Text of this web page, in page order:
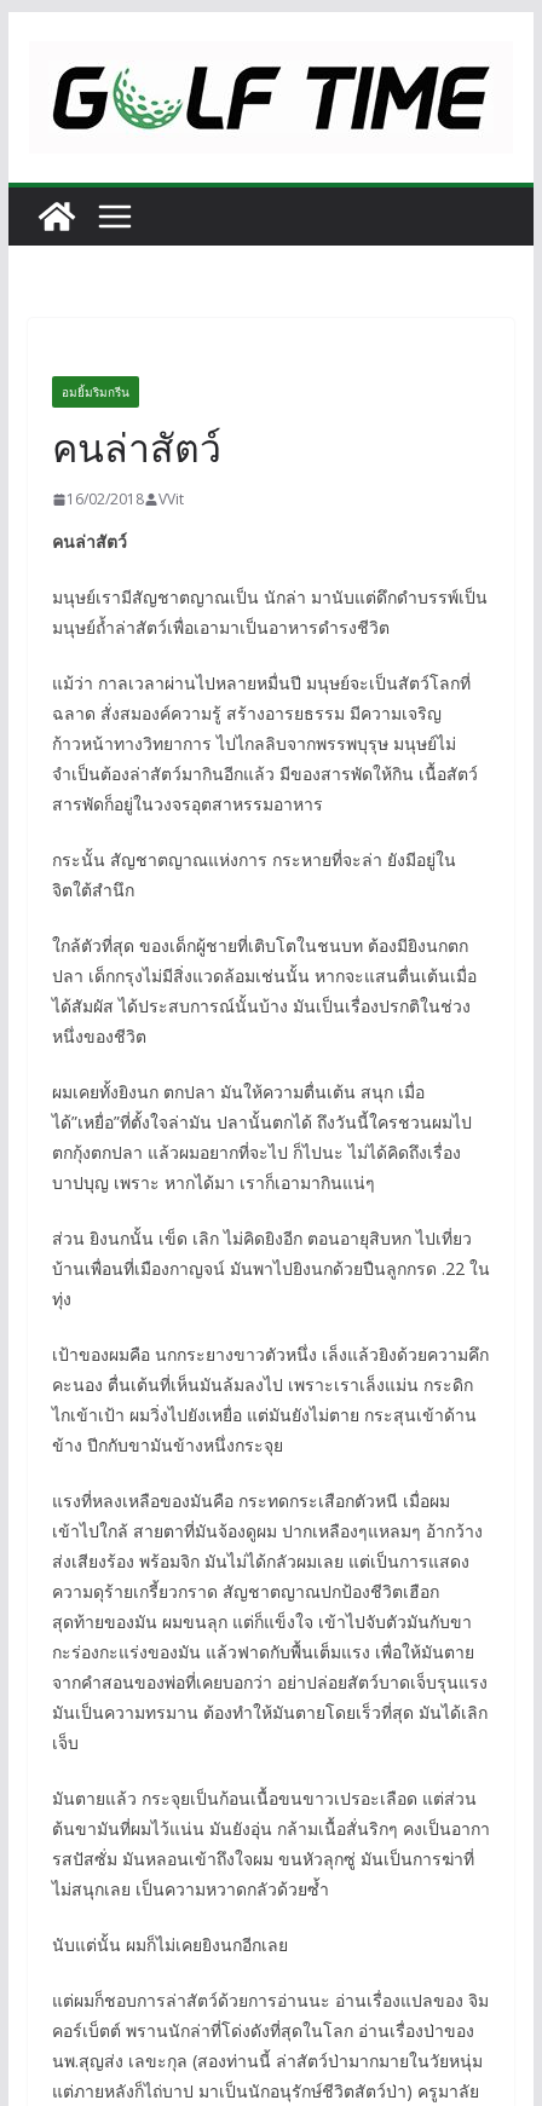
content
อมยิ้มริมกรีน
คนล่าสัตว์
16/02/2018 VVit
คนล่าสัตว์
มนุษย์เรามีสัญชาตญาณเป็น นักล่า มานับแต่ดึกดำบรรพ์เป็น
มนุษย์ถ้ำล่าสัตว์เพื่อเอามาเป็นอาหารดำรงชีวิต
แม้ว่า กาลเวลาผ่านไปหลายหมื่นปี มนุษย์จะเป็นสัตว์โลกที่
ฉลาด สั่งสมองค์ความรู้ สร้างอารยธรรม มีความเจริญ
ก้าวหน้าทางวิทยาการ ไปไกลลิบจากพรรพบุรุษ มนุษย์ไม่
จำเป็นต้องล่าสัตว์มากินอีกแล้ว มีของสารพัดให้กิน เนื้อสัตว์
สารพัดก็อยู่ในวงจรอุตสาหรรมอาหาร
กระนั้น สัญชาตญาณแห่งการ กระหายที่จะล่า ยังมีอยู่ใน
จิตใต้สำนึก
ใกล้ตัวที่สุด ของเด็กผู้ชายที่เติบโตในชนบท ต้องมียิงนกตก
ปลา เด็กกรุงไม่มีสิ่งแวดล้อมเช่นนั้น หากจะแสนตื่นเต้นเมื่อ
ได้สัมผัส ได้ประสบการณ์นั้นบ้าง มันเป็นเรื่องปรกติในช่วง
หนึ่งของชีวิต
ผมเคยทั้งยิงนก ตกปลา มันให้ความตื่นเต้น สนุก เมื่อ
ได้”เหยื่อ”ที่ตั้งใจล่ามัน ปลานั้นตกได้ ถึงวันนี้ใครชวนผมไป
ตกกุ้งตกปลา แล้วผมอยากที่จะไป ก็ไปนะ ไม่ได้คิดถึงเรื่อง
บาปบุญ เพราะ หากได้มา เราก็เอามากินแน่ๆ
ส่วน ยิงนกนั้น เข็ด เลิก ไม่คิดยิงอีก ตอนอายุสิบหก ไปเที่ยว
บ้านเพื่อนที่เมืองกาญจน์ มันพาไปยิงนกด้วยปืนลูกกรด .22 ใน
ทุ่ง
เป้าของผมคือ นกกระยางขาวตัวหนึ่ง เล็งแล้วยิงด้วยความคึก
คะนอง ตื่นเต้นที่เห็นมันล้มลงไป เพราะเราเล็งแม่น กระดิก
ไกเข้าเป้า ผมวิ่งไปยังเหยื่อ แต่มันยังไม่ตาย กระสุนเข้าด้าน
ข้าง ปีกกับขามันข้างหนึ่งกระจุย
แรงที่หลงเหลือของมันคือ กระทดกระเสือกตัวหนี เมื่อผม
เข้าไปใกล้ สายตาที่มันจ้องดูผม ปากเหลืองๆแหลมๆ อ้ากว้าง
ส่งเสียงร้อง พร้อมจิก มันไม่ได้กลัวผมเลย แต่เป็นการแสดง
ความดุร้ายเกรี้ยวกราด สัญชาตญาณปกป้องชีวิตเฮือก
สุดท้ายของมัน ผมขนลุก แต่ก็แข็งใจ เข้าไปจับตัวมันกับขา
กะร่องกะแร่งของมัน แล้วฟาดกับพื้นเต็มแรง เพื่อให้มันตาย
จากคำสอนของพ่อที่เคยบอกว่า อย่าปล่อยสัตว์บาดเจ็บรุนแรง
มันเป็นความทรมาน ต้องทำให้มันตายโดยเร็วที่สุด มันได้เลิก
เจ็บ
มันตายแล้ว กระจุยเป็นก้อนเนื้อขนขาวเปรอะเลือด แต่ส่วน
ต้นขามันที่ผมไว้แน่น มันยังอุ่น กล้ามเนื้อสั่นริกๆ คงเป็นอากา
รสปัสซั่ม มันหลอนเข้าถึงใจผม ขนหัวลุกซู่ มันเป็นการฆ่าที่
ไม่สนุกเลย เป็นความหวาดกลัวด้วยซ้ำ
นับแต่นั้น ผมก็ไม่เคยยิงนกอีกเลย
แต่ผมก็ชอบการล่าสัตว์ด้วยการอ่านนะ อ่านเรื่องแปลของ จิม
คอร์เบ็ตต์ พรานนักล่าที่โด่งดังที่สุดในโลก อ่านเรื่องป่าของ
นพ.สุญส่ง เลขะกุล (สองท่านนี้ ล่าสัตว์ป่ามากมายในวัยหนุ่ม
แต่ภายหลังก็ไถ่บาป มาเป็นนักอนุรักษ์ชีวิตสัตว์ป่า) ครูมาลัย